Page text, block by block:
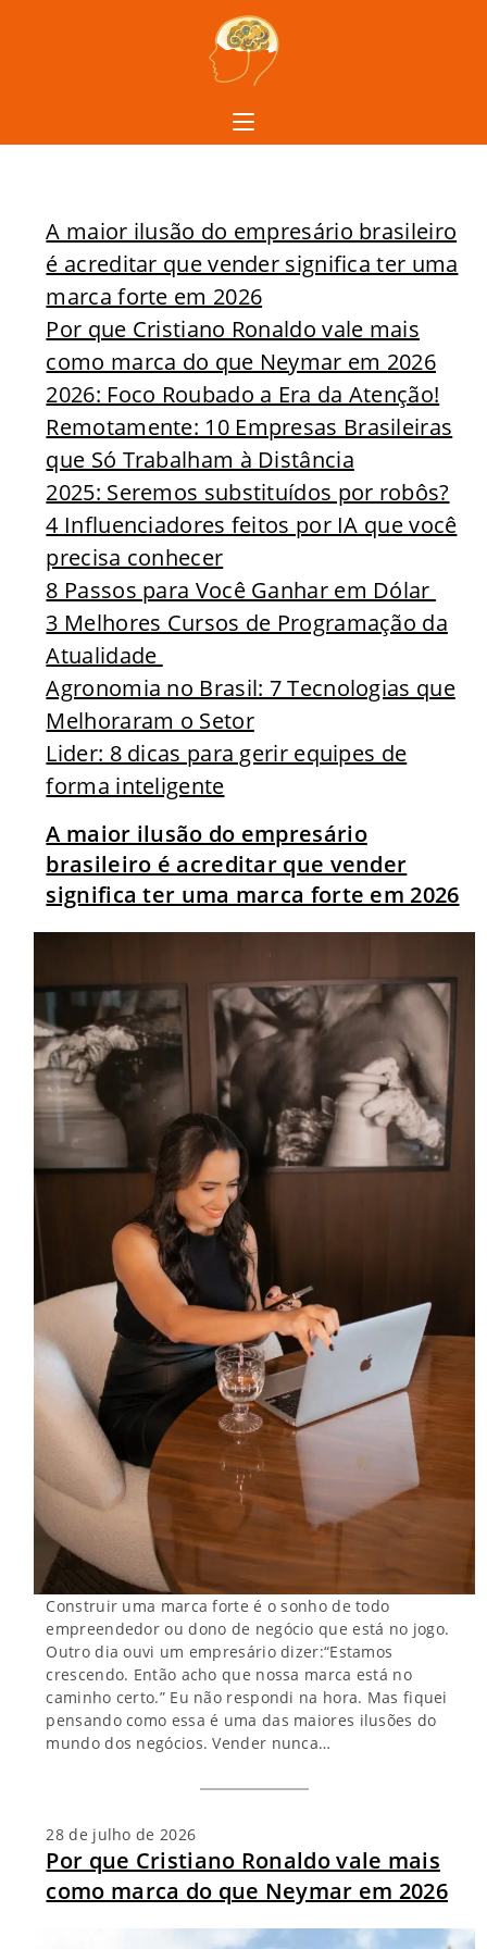
A maior ilusão do empresário brasileiro
é acreditar que vender significa ter uma
marca forte em 2026
Por que Cristiano Ronaldo vale mais
como marca do que Neymar em 2026
2026: Foco Roubado a Era da Atenção!
Remotamente: 10 Empresas Brasileiras
que Só Trabalham à Distância
2025: Seremos substituídos por robôs?
4 Influenciadores feitos por IA que você
precisa conhecer
8 Passos para Você Ganhar em Dólar
3 Melhores Cursos de Programação da
Atualidade
Agronomia no Brasil: 7 Tecnologias que
Melhoraram o Setor
Lider: 8 dicas para gerir equipes de
forma inteligente
A maior ilusão do empresário
brasileiro é acreditar que vender
significa ter uma marca forte em 2026
Construir uma marca forte é o sonho de todo
empreendedor ou dono de negócio que está no jogo.
Outro dia ouvi um empresário dizer:“Estamos
crescendo. Então acho que nossa marca está no
caminho certo.” Eu não respondi na hora. Mas fiquei
pensando como essa é uma das maiores ilusões do
mundo dos negócios. Vender nunca…
28 de julho de 2026
Por que Cristiano Ronaldo vale mais
como marca do que Neymar em 2026